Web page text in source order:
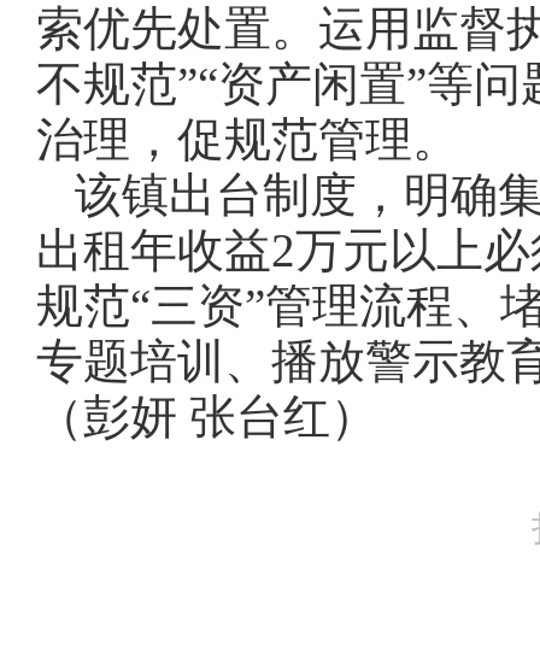
索优先处置。运用监督
不规范”“资产闲置”等
治理，促规范管理。
该镇出台制度，明确
出租年收益2万元以上
规范“三资”管理流程、
专题培训、播放警示教
（彭妍 张台红）